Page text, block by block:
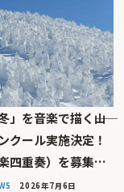
」を音楽で描く――山
クール実施決定！
四重奏）を募集…
2026年7月6日